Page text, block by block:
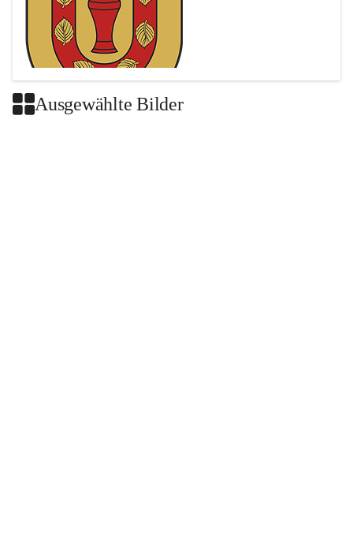
Ausgewählte Bilder